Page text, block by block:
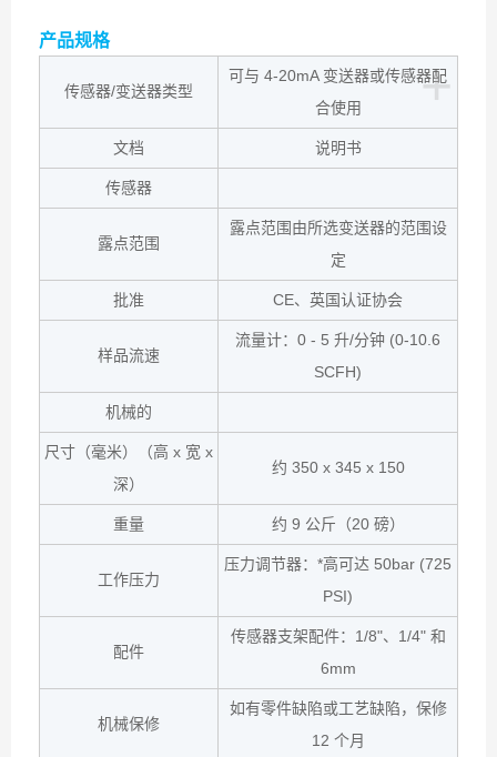
产品规格
+
传感器/变送器类型
可与 4-20mA 变送器或传感器配
合使用
文档 说明书
传感器
露点范围
露点范围由所选变送器的范围设
定
批准 CE、英国认证协会
样品流速
流量计：0 - 5 升/分钟 (0-10.6
SCFH)
机械的
尺寸（毫米）（高 x 宽 x
深）
约 350 x 345 x 150
重量 约 9 公斤（20 磅）
工作压力
压力调节器：*高可达 50bar (725
PSI)
配件
传感器支架配件：1/8"、1/4" 和
6mm
机械保修
如有零件缺陷或工艺缺陷，保修
12 个月